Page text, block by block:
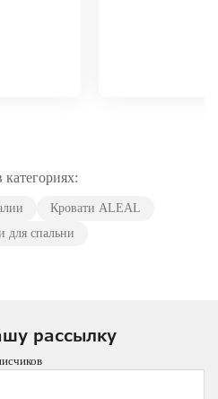
категориях:
Кровати ALEAL
для спальни
рассылку